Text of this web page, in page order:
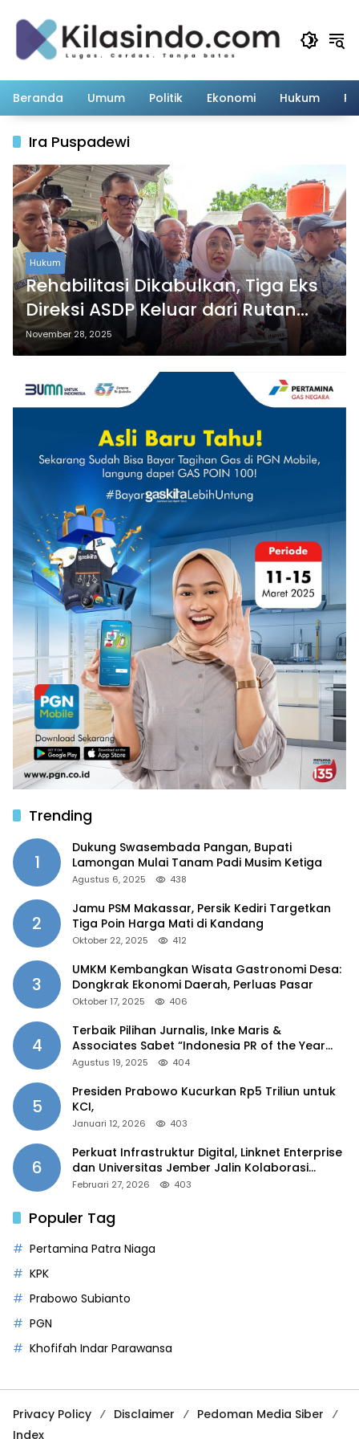
Beranda Umum Politik Ekonomi Hukum
Ira Puspadewi
Hukum
Rehabilitasi Dikabulkan, Tiga Eks
Direksi ASDP Keluar dari Rutan
KPK
November 28, 2025
Trending
1
Dukung Swasembada Pangan, Bupati
Lamongan Mulai Tanam Padi Musim Ketiga
Agustus 6, 2025 438
2
Jamu PSM Makassar, Persik Kediri Targetkan
Tiga Poin Harga Mati di Kandang
Oktober 22, 2025 412
3
UMKM Kembangkan Wisata Gastronomi Desa:
Dongkrak Ekonomi Daerah, Perluas Pasar
Oktober 17, 2025 406
4
Terbaik Pilihan Jurnalis, Inke Maris &
Associates Sabet “Indonesia PR of the Year
2025”
Agustus 19, 2025 404
5
Presiden Prabowo Kucurkan Rp5 Triliun untuk
KCI,
Januari 12, 2026 403
6
Perkuat Infrastruktur Digital, Linknet Enterprise
dan Universitas Jember Jalin Kolaborasi
Smart Campus Berbasis AI
Februari 27, 2026 403
Populer Tag
Pertamina Patra Niaga
KPK
Prabowo Subianto
PGN
Khofifah Indar Parawansa
Privacy Policy Disclaimer
Pedoman Media Siber
Index